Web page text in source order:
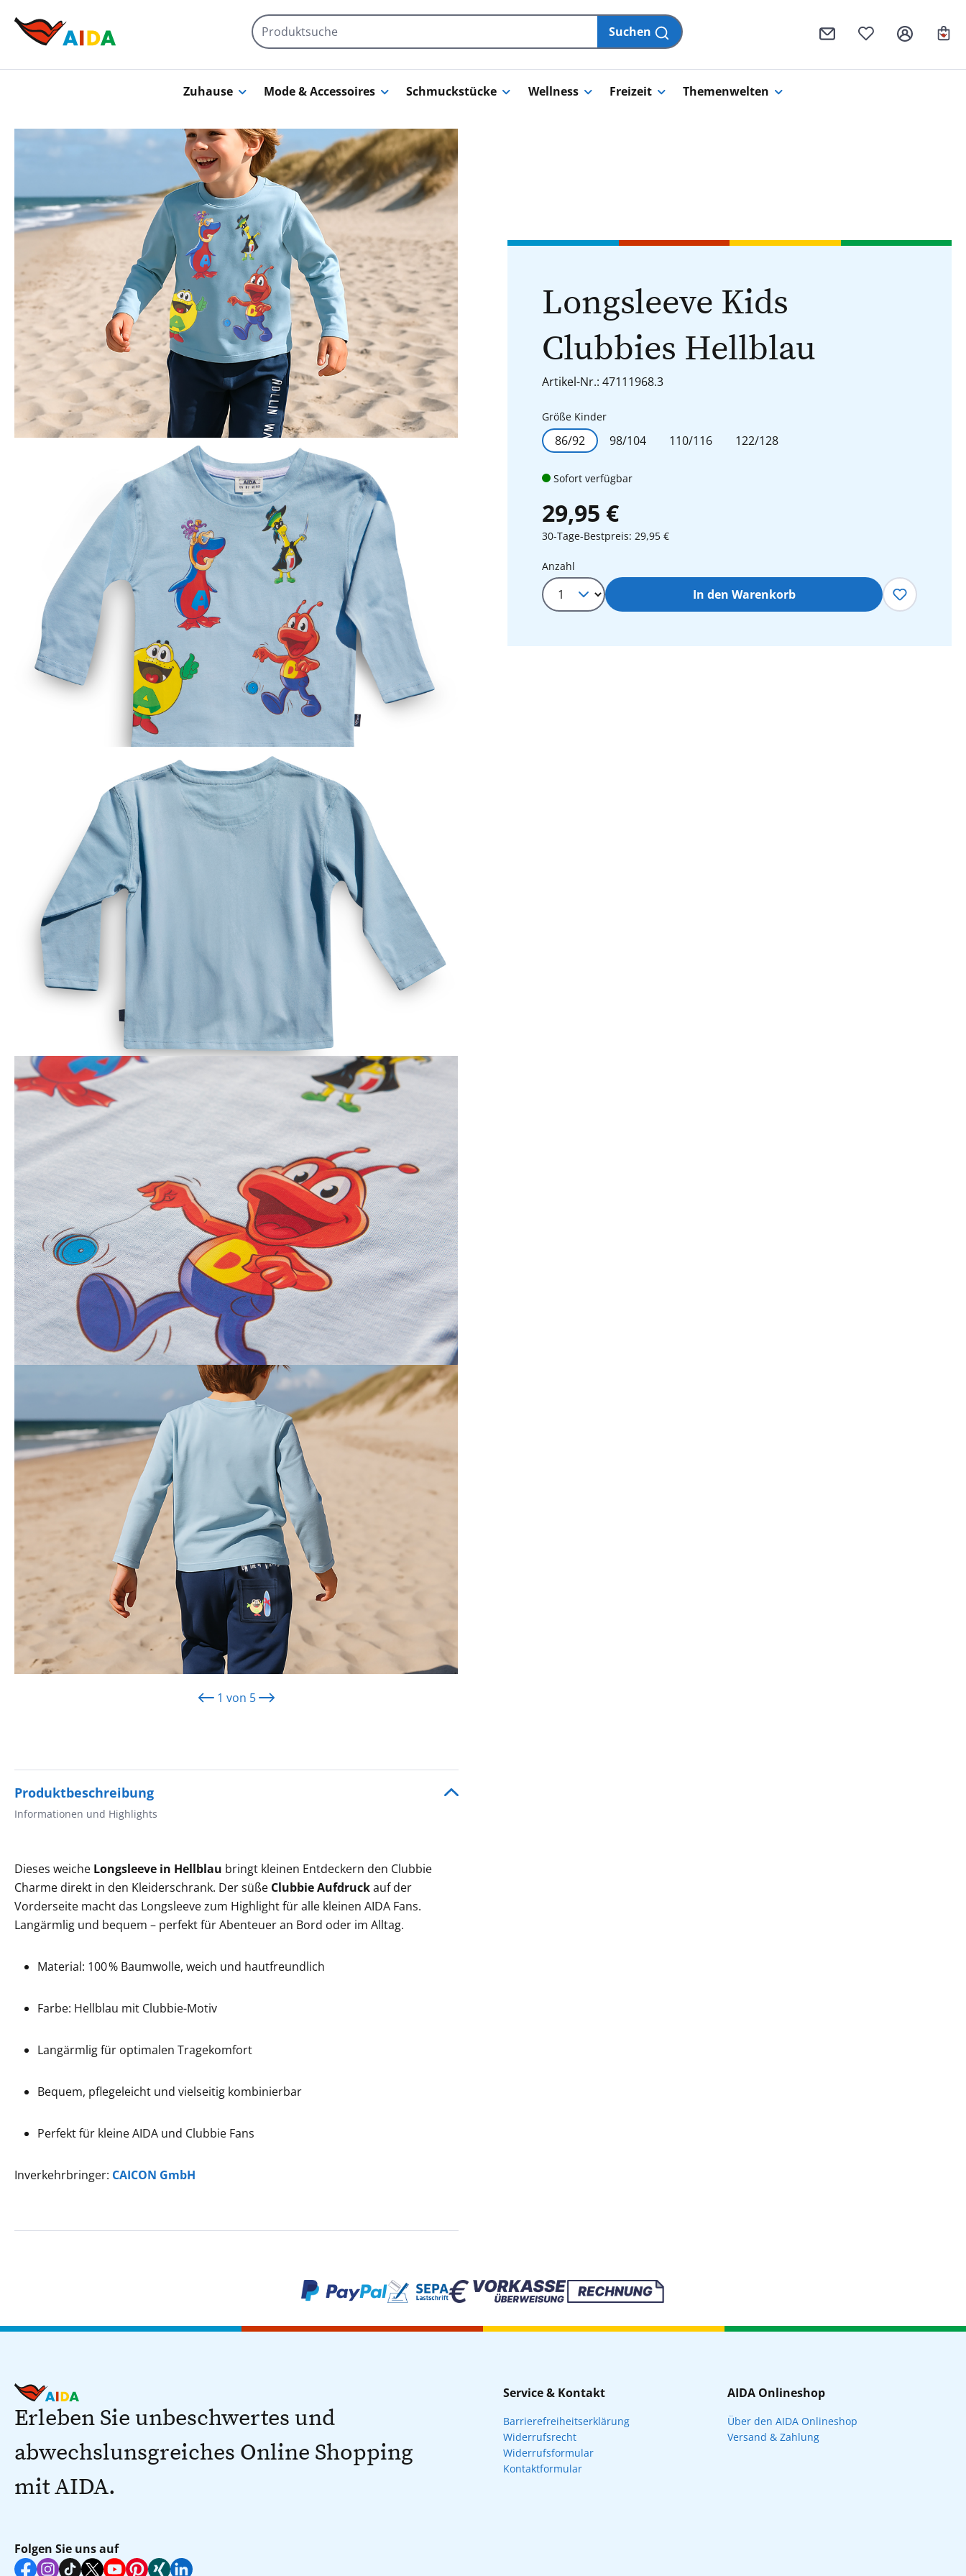
Suchen
Zuhause Mode & Accessoires Schmuckstücke Wellness Freizeit Themenwelten
Longsleeve Kids
Clubbies Hellblau
Artikel-Nr.: 47111968.3
Größe Kinderauswählen
86/92 98/104 110/116 122/128
Sofort verfügbar
29,95 €
30-Tage-Bestpreis: 29,95 €
Produkt Anzahl: Gib den gewünschten Wert ein
Anzahl
In den Warenkorb
Bildergalerie überspringen
1 von 5
Produktbeschreibung
Informationen und Highlights
Dieses weiche Longsleeve in Hellblau bringt kleinen Entdeckern den Clubbie
Charme direkt in den Kleiderschrank. Der süße Clubbie Aufdruckauf der
Vorderseite macht das Longsleeve zum Highlight für alle kleinen AIDA Fans.
Langärmlig und bequem – perfekt für Abenteuer an Bord oder im Alltag.
Material: 100 % Baumwolle, weich und hautfreundlich
Farbe: Hellblau mit Clubbie-Motiv
Langärmlig für optimalen Tragekomfort
Bequem, pflegeleicht und vielseitig kombinierbar
Perfekt für kleine AIDA und Clubbie Fans
Inverkehrbringer: CAICON GmbH
Erleben Sie unbeschwertes und
abwechslunsgreiches Online Shopping
mit AIDA.
Folgen Sie uns auf
Service & Kontakt
Barrierefreiheitserklärung
Widerrufsrecht
Widerrufsformular
Kontaktformular
AIDA Onlineshop
Über den AIDA Onlineshop
Versand & Zahlung